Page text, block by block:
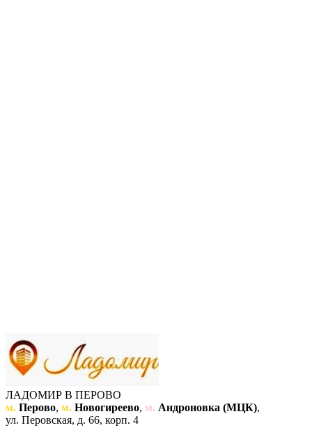
ЛАДОМИР В ПЕРОВО
м. Перово, м. Новогиреево, м. Андроновка (МЦК),
ул. Перовская, д. 66, корп. 4